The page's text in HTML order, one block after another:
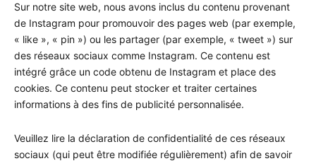
Sur notre site web, nous avons inclus du contenu provenant
de Instagram pour promouvoir des pages web (par exemple,
« like », « pin ») ou les partager (par exemple, « tweet ») sur
des réseaux sociaux comme Instagram. Ce contenu est
intégré grâce un code obtenu de Instagram et place des
cookies. Ce contenu peut stocker et traiter certaines
informations à des fins de publicité personnalisée.
Veuillez lire la déclaration de confidentialité de ces réseaux
sociaux (qui peut être modifiée régulièrement) afin de savoir